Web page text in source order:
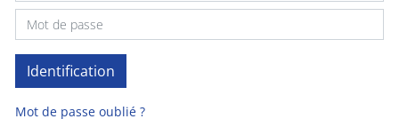
Mot de passe oublié ?